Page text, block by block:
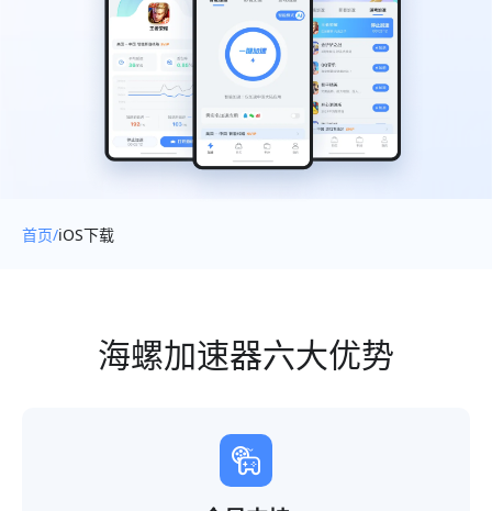
首页/iOS下载
海螺加速器六大优势